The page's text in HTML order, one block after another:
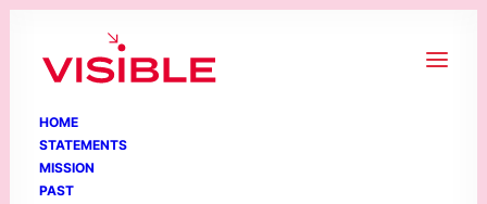
HOME
STATEMENTS
MISSION
PAST
EINEN SPEEDTALK